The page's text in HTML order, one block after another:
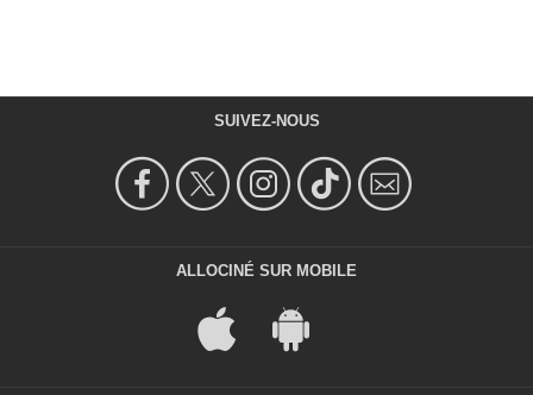
SUIVEZ-NOUS
ALLOCINÉ SUR MOBILE